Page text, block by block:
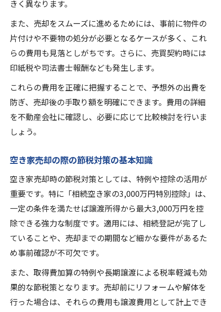
きく異なります。
また、売却をスムーズに進めるためには、事前に物件の
片付けや不要物の処分が必要となるケースが多く、これ
らの費用も見落としがちです。さらに、売買契約時には
印紙税や司法書士報酬なども発生します。
これらの費用を正確に把握することで、予想外の出費を
防ぎ、売却後の手取り額を明確にできます。費用の詳細
を不動産会社に確認し、必要に応じて比較検討を行いま
しょう。
空き家売却の際の節税対策の基本知識
空き家売却時の節税対策としては、特例や控除の活用が
重要です。特に「相続空き家の3,000万円特別控除」は、
一定の条件を満たせば譲渡所得から最大3,000万円を控
除できる強力な制度です。適用には、相続登記が完了し
ていることや、売却までの期間など細かな要件があるた
め事前確認が不可欠です。
また、取得費加算の特例や長期譲渡による税率軽減も効
果的な節税策となります。売却前にリフォームや解体を
行った場合は、それらの費用も譲渡費用として計上でき